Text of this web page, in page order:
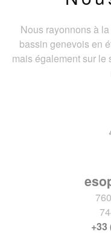
Nous rayonnons à
bassin genevois en
mais également sur le
+33